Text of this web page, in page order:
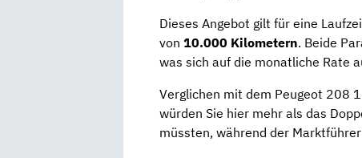
Dieses Angebot gilt für eine
von 10.000 Kilometern. Beide
was sich auf die monatliche Rate
Verglichen mit dem Peugeot 208
würden Sie hier mehr als das
müssten, während der